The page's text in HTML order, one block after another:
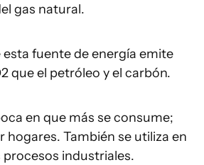
gas natural.
fuente de energía emite
que el petróleo y el carbón.
en que más se consume;
hogares. También se utiliza en
industriales.